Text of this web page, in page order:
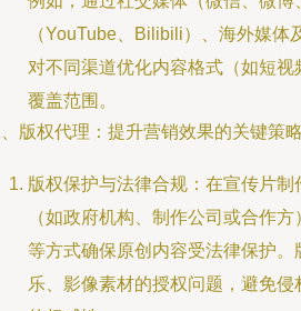
（YouTube、Bilibili）、海外媒体
对不同渠道优化内容格式（如短
覆盖范围。
版权代理：提升营销效果的关键策略
版权保护与法律合规：在宣传片
（如政府机构、制作公司或合作
等方式确保原创内容受法律保护
乐、影像素材的授权问题，避免